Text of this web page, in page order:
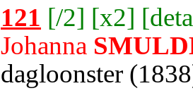
121 [/2] [x2] [
Johanna
dagloonster